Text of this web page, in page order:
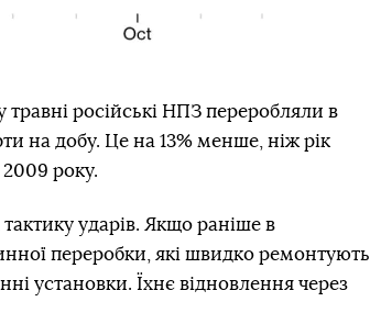
російські НПЗ переробляли в
на добу. Це на 13% менше, ніж рік
року.
ударів. Якщо раніше в
переробки, які швидко ремонтують,
установки. Їхнє відновлення через